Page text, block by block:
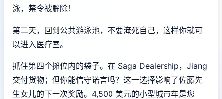
泳，禁令被解除！
第二天，回到公共游泳池，不要淹死自己，这样你就可
以进入医疗室。
抓住第四个摊位内的袋子。在 Saga Dealership，Jiang
交付货物；但你能信守诺言吗？这一选择影响了佐藤先
生女儿的下一次奖励。4,500 美元的小型城市车是您